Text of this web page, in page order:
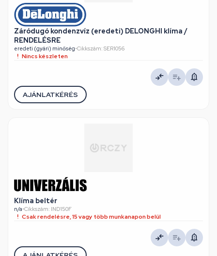
Záródugó kondenzvíz (eredeti) DELONGHI klíma /
RENDELÉSRE
eredeti (gyári) minőség•Cikkszám: SER1056
Nincs készleten
AJÁNLATKÉRÉS
Klíma beltér
n/a•Cikkszám: IND150F
Csak rendelésre, 15 vagy több munkanapon belül